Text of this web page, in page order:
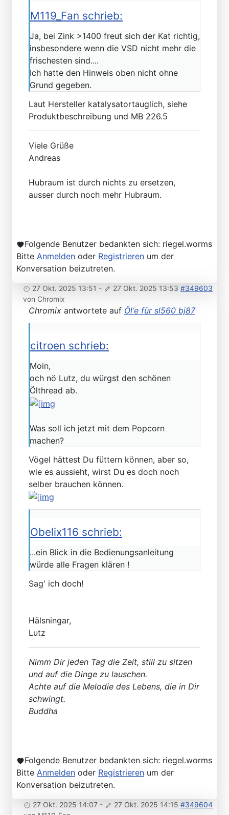
M119_Fan schrieb:
Ja, bei Zink >1400 freut sich der Kat richtig,
insbesondere wenn die VSD nicht mehr die
frischesten sind....
Ich hatte den Hinweis oben nicht ohne
Grund gegeben.
Laut Hersteller katalysatortauglich, siehe
Produktbeschreibung und MB 226.5
Viele Grüße
Andreas
Hubraum ist durch nichts zu ersetzen,
ausser durch noch mehr Hubraum.
Folgende Benutzer bedankten sich: riegel.worms
Bitte Anmelden oder Registrieren um der
Konversation beizutreten.
27 Okt. 2025 13:51 - 27 Okt. 2025 13:53 #349603
von Chromix
Chromix antwortete auf Öl‘e für sl560 bj87
citroen schrieb:
Moin,
och nö Lutz, du würgst den schönen
Ölthread ab.
Was soll ich jetzt mit dem Popcorn
machen?
Vögel hättest Du füttern können, aber so,
wie es aussieht, wirst Du es doch noch
selber brauchen können.
Obelix116 schrieb:
...ein Blick in die Bedienungsanleitung
würde alle Fragen klären !
Sag' ich doch!
Hälsningar,
Lutz
Nimm Dir jeden Tag die Zeit, still zu sitzen
und auf die Dinge zu lauschen.
Achte auf die Melodie des Lebens, die in Dir
schwingt.
Buddha
Folgende Benutzer bedankten sich: riegel.worms
Bitte Anmelden oder Registrieren um der
Konversation beizutreten.
27 Okt. 2025 14:07 - 27 Okt. 2025 14:15 #349604